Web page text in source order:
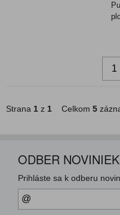
Strana 1 z 1 Celkom 5
ODBER NOVINIEK
Prihláste sa k odberu